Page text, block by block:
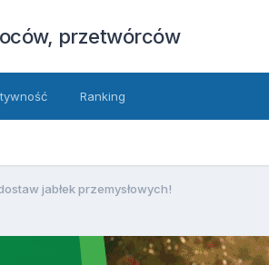
przetwórców
Ranking
jabłek przemysłowych!